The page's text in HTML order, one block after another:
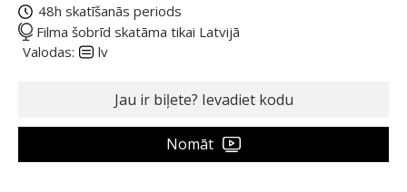
48h skatīšanās periods
Filma šobrīd skatāma tikai Latvijā
Valodas:
lv
Nomāt